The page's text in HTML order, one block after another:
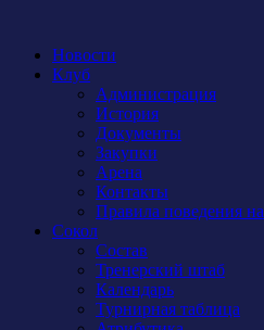
Новости
Клуб
Администрация
История
Документы
Закупки
Арена
Контакты
Правила поведения
Сокол
Состав
Тренерский штаб
Календарь
Турнирная таблица